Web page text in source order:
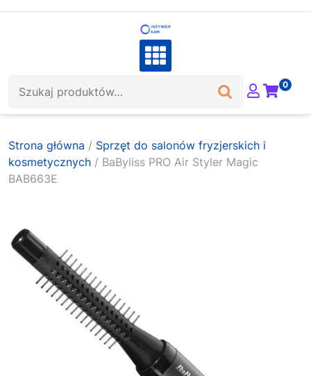
0
Strona główna / Sprzęt do salonów fryzjerskich i
kosmetycznych / BaByliss PRO Air Styler Magic
BAB663E